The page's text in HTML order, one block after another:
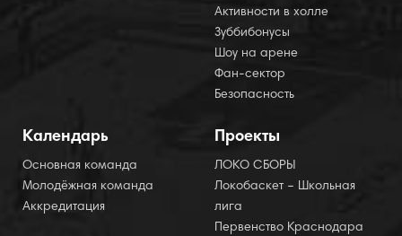
Активности в холле
Зуббибонусы
Шоу на арене
Фан-сектор
Безопасность
Календарь
Основная команда
Молодёжная команда
Аккредитация
Проекты
ЛОКО СБОРЫ
Локобаскет – Школьная
лига
Первенство Краснодара